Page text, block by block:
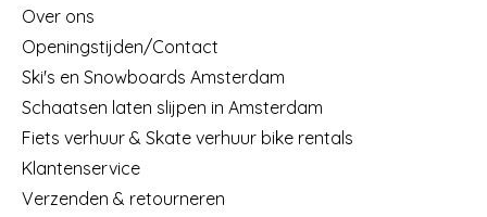
Over ons
Openingstijden/Contact
Ski's en Snowboards Amsterdam
Schaatsen laten slijpen in Amsterdam
Fiets verhuur & Skate verhuur bike rentals
Klantenservice
Verzenden & retourneren